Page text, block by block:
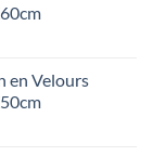
en Velours